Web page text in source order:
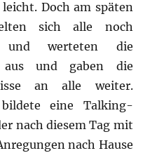
Doch am späten
sich alle noch
werteten die
aus und gaben die
an alle weiter.
bildete eine Talking-
nach diesem Tag mit
nach Hause